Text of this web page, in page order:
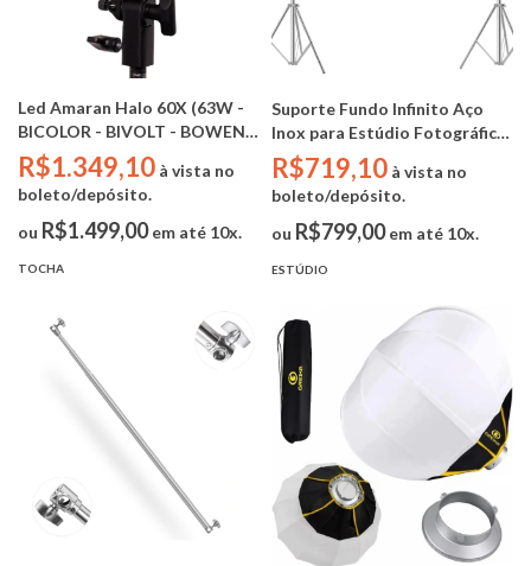
Led Amaran Halo 60X (63W -
BICOLOR - BIVOLT - BOWENS
- CRI 96 | TLCI 97 | TM-30
94/102)
R$1.349,10 à vista no
boleto/depósito.
ou R$1.499,00em até 10x.
TOCHA
Suporte Fundo Infinito Aço
Inox para Estúdio Fotográfico
( 2x Tripés FC-S288L 280cm +
Barra Telescópica Retrátil
116cm - 300cm)
R$719,10 à vista no
boleto/depósito.
ou R$799,00em até 10x.
ESTÚDIO